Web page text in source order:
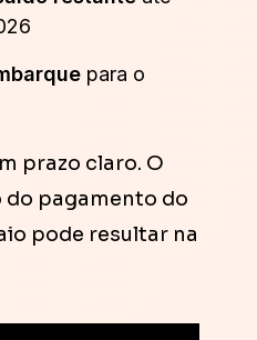
para o
prazo claro. O
pagamento do
pode resultar na